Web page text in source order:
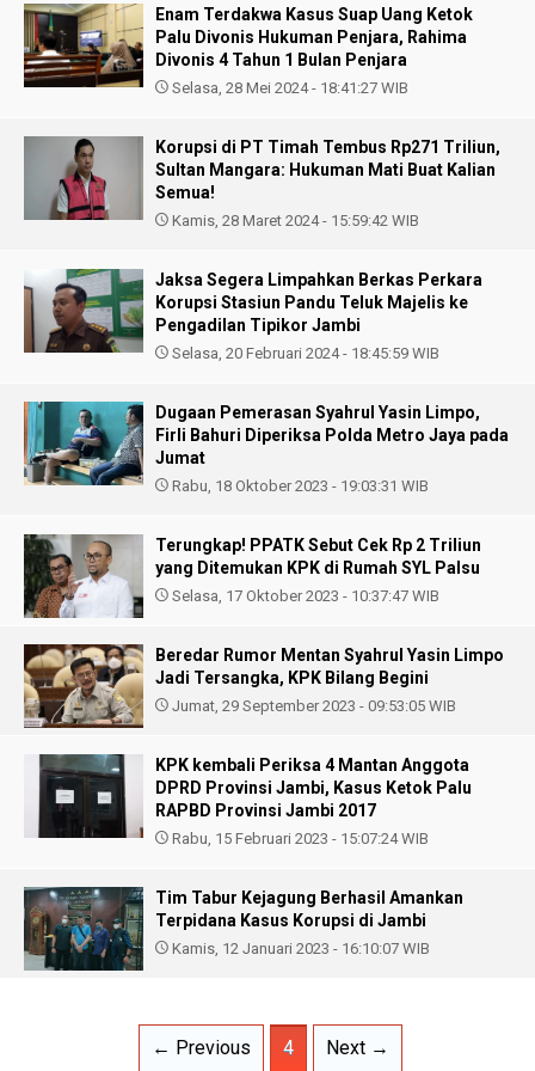
Enam Terdakwa Kasus Suap Uang Ketok
Palu Divonis Hukuman Penjara, Rahima
Divonis 4 Tahun 1 Bulan Penjara
Selasa, 28 Mei 2024 - 18:41:27 WIB
Korupsi di PT Timah Tembus Rp271 Triliun,
Sultan Mangara: Hukuman Mati Buat Kalian
Semua!
Kamis, 28 Maret 2024 - 15:59:42 WIB
Jaksa Segera Limpahkan Berkas Perkara
Korupsi Stasiun Pandu Teluk Majelis ke
Pengadilan Tipikor Jambi
Selasa, 20 Februari 2024 - 18:45:59 WIB
Dugaan Pemerasan Syahrul Yasin Limpo,
Firli Bahuri Diperiksa Polda Metro Jaya pada
Jumat
Rabu, 18 Oktober 2023 - 19:03:31 WIB
Terungkap! PPATK Sebut Cek Rp 2 Triliun
yang Ditemukan KPK di Rumah SYL Palsu
Selasa, 17 Oktober 2023 - 10:37:47 WIB
Beredar Rumor Mentan Syahrul Yasin Limpo
Jadi Tersangka, KPK Bilang Begini
Jumat, 29 September 2023 - 09:53:05 WIB
KPK kembali Periksa 4 Mantan Anggota
DPRD Provinsi Jambi, Kasus Ketok Palu
RAPBD Provinsi Jambi 2017
Rabu, 15 Februari 2023 - 15:07:24 WIB
Tim Tabur Kejagung Berhasil Amankan
Terpidana Kasus Korupsi di Jambi
Kamis, 12 Januari 2023 - 16:10:07 WIB
← Previous 4 Next →